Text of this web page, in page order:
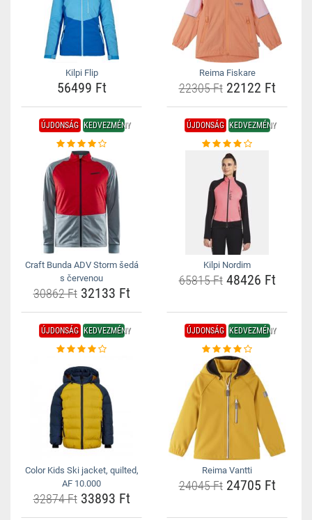
Kilpi Flip
56499 Ft
Reima Fiskare
22305 Ft22122 Ft
ÚJDONSÁG KEDVEZMÉNY
Craft Bunda ADV Storm šedá
s červenou
30862 Ft32133 Ft
ÚJDONSÁG KEDVEZMÉNY
Kilpi Nordim
65815 Ft48426 Ft
ÚJDONSÁG KEDVEZMÉNY
Color Kids Ski jacket, quilted,
AF 10.000
32874 Ft33893 Ft
ÚJDONSÁG KEDVEZMÉNY
Reima Vantti
24045 Ft24705 Ft